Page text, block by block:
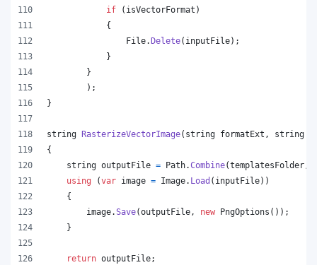
if
( isVectorFormat )
{
File.Delete( inputFile) ;
}
}
) ;
}
string RasterizeVectorImage( string formatExt , string
{
string outputFile = Path.Combine(templatesFolder
using
(var image = Image. Load ( inputFile) )
{
image.Save(outputFile , new PngOptions ( ) ) ;
}
return outputFile;